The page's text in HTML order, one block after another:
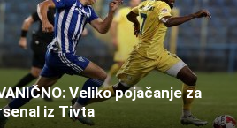
Veliko pojačanje za
iz Tivta